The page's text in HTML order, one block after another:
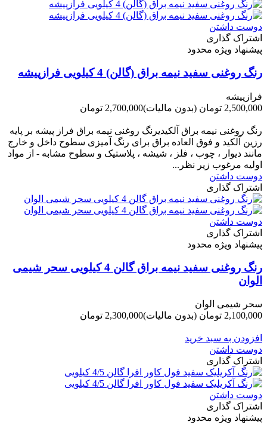
دوست داشتن
اشتراک گذاری
پیشنهاد ویژه محدود
رنگ روغنی سفید نیمه براق (گالن) 4 کیلویی فرازپیشه
فرازپیشه
2,500,000 تومان
(بدون مالیات)2,700,000 تومان
رنگ روغنی نیمه براق آلکیدیرنگ روغنی نیمه براق فراز پیشه بر پایه
رزین آلکید و فوق العاده براق برای رنگ آمیزی سطوح داخل و خارج
مانند دیوار ، چوب ، فلز ، شیشه ، پلاستیک و سطوح مشابه - از مواد
اولیه مرغوب زیر نظر...
دوست داشتن
اشتراک گذاری
دوست داشتن
اشتراک گذاری
پیشنهاد ویژه محدود
رنگ روغنی سفید نیمه براق گالن 4 کیلویی سحر شیمی
الوان
سحر شیمی الوان
2,100,000 تومان
(بدون مالیات)2,300,000 تومان
افزودن به سبد خرید
دوست داشتن
اشتراک گذاری
دوست داشتن
اشتراک گذاری
پیشنهاد ویژه محدود